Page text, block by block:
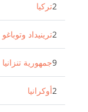
تركيا2
ترينيداد وتوباغو2
جمهورية تنزانيا9
أوكرانيا2